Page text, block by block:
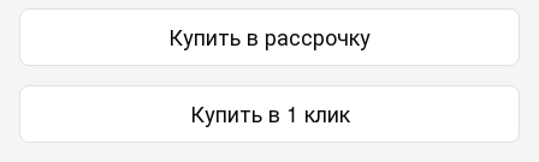
Купить в рассрочку
Купить в 1 клик